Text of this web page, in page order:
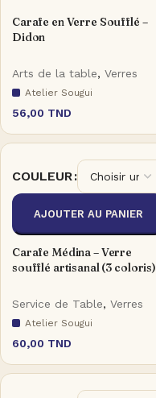
Carafe en Verre Soufflé –
Didon
Arts de la table, Verres
Atelier Sougui
56,00 TND
COULEUR
AJOUTER AU PANIER
Carafe Médina – Verre
soufflé artisanal (3 coloris)
Service de Table, Verres
Atelier Sougui
60,00 TND